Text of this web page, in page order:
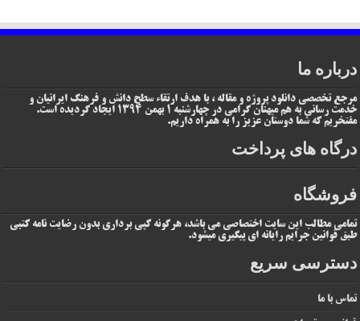
درباره ما
مرجع تخصصی دانلود پروژه و مقاله ، با هدف ارتقاء سطح دانش و فرهنگ ایرانیان و
خدمت رسانی به هم میهنان گرامی در چهارشنبه 1 بهمن 1394 ایجاد گردیده است.
مفتخریم که شما دوستان عزیز را به همراه داریم.
درگاه های پرداخت
فروشگاه
تمامی مطالب این سایت اختصاصی می باشد، هرگونه کپی برداری بدون رضایت نامه کتبی
طبق قوانین جرایم رایانه ای پیگیری میشود.
دسترسی سریع
تماس با ما